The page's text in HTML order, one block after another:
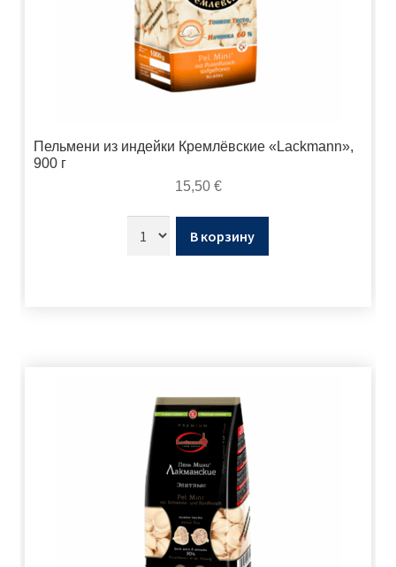
Пельмени из индейки Кремлёвские «Lackmann»,
900 г
15,50 €
В корзину